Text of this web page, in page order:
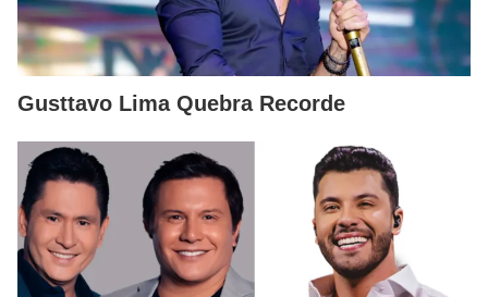
Gusttavo Lima Quebra Recorde